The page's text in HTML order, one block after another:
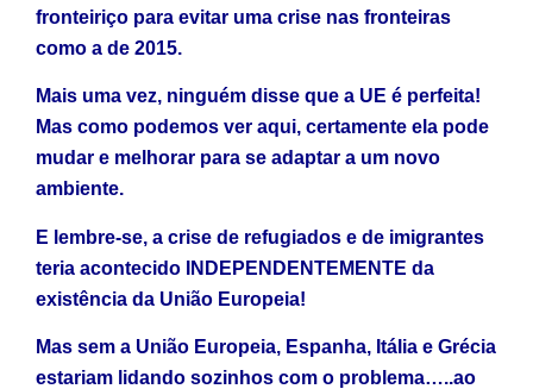
fronteiriço para evitar uma crise nas fronteiras
como a de 2015.
Mais uma vez, ninguém disse que a UE é perfeita!
Mas como podemos ver aqui, certamente ela pode
mudar e melhorar para se adaptar a um novo
ambiente.
E lembre-se, a crise de refugiados e de imigrantes
teria acontecido INDEPENDENTEMENTE da
existência da União Europeia!
Mas sem a União Europeia, Espanha, Itália e Grécia
estariam lidando sozinhos com o problema…..ao